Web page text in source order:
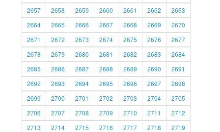
2657
2658 2659 2660 2661 2662
2663
2664
2665 2666 2667 2668 2669
2670
2671
2672 2673 2674 2675 2676
2677
2678
2679 2680 2681 2682 2683
2684
2685
2686 2687 2688 2689 2690
2691
2692
2693 2694 2695 2696 2697
2698
2699
2700 2701 2702 2703 2704
2705
2706
2707 2708 2709 2710 2711
2712
2713
2714 2715 2716 2717 2718
2719